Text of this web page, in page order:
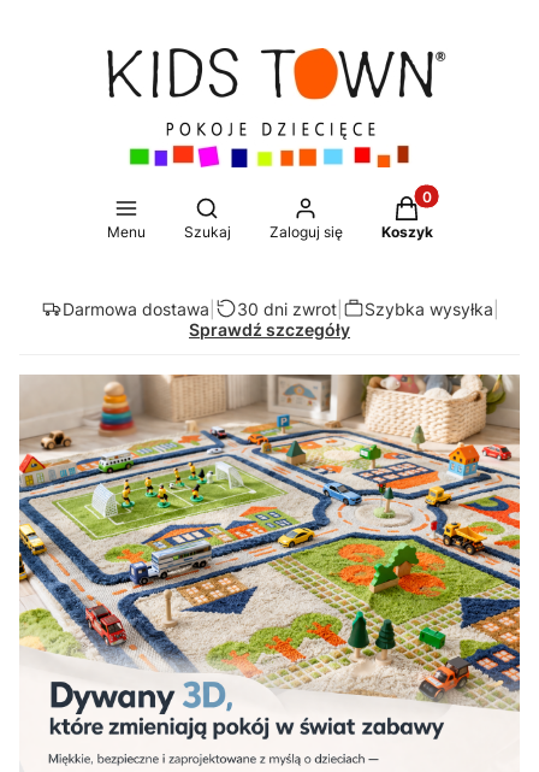
Menu
Otwórz wyszukiwarkę
Szukaj Zaloguj się
Produkty w
Koszyk
Darmowa dostawa 30 dni zwrot| Szybka wysyłka
Sprawdź szczegóły